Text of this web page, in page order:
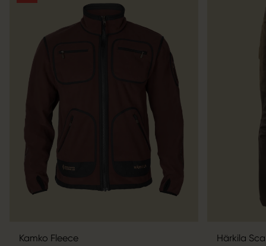
Kamko Fleece Härkila